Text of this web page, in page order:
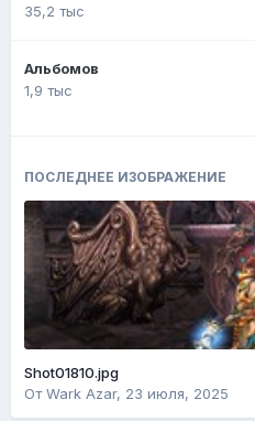
35,2 тыс
Альбомов
1,9 тыс
ПОСЛЕДНЕЕ ИЗОБРАЖЕНИЕ
Shot01810.jpg
ОтWark Azar, 23 июля, 2025